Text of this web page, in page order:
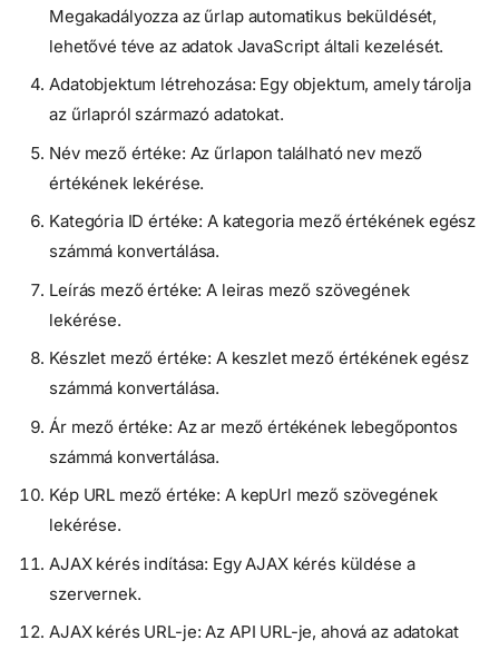
Megakadályozza az űrlap automatikus beküldését,
lehetővé téve az adatok JavaScript általi kezelését.
Adatobjektum létrehozása: Egy objektum, amely tárolja
az űrlapról származó adatokat.
Név mező értéke: Az űrlapon található nev mező
értékének lekérése.
Kategória ID értéke: A kategoria mező értékének egész
számmá konvertálása.
Leírás mező értéke: A leiras mező szövegének
lekérése.
Készlet mező értéke: A keszlet mező értékének egész
számmá konvertálása.
Ár mező értéke: Az ar mező értékének lebegőpontos
számmá konvertálása.
Kép URL mező értéke: A kepUrl mező szövegének
lekérése.
AJAX kérés indítása: Egy AJAX kérés küldése a
szervernek.
AJAX kérés URL-je: Az API URL-je, ahová az adatokat